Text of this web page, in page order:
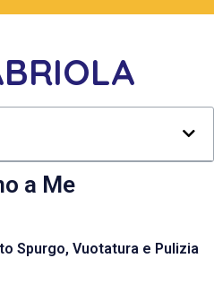
a Me
Spurgo, Vuotatura e Pulizia